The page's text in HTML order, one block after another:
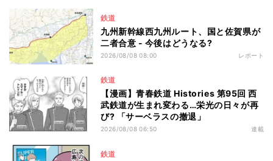
鉄道
九州新幹線西九州ルート、国と佐賀県が
二者合意 - 今後はどうなる?
2026/08/08 08:00 レポート
鉄道
【漫画】青春鉄道 Histories 第95回 西
武鉄道が生まれ変わる…栄光の日々が再
び? 「サーベラスの撤退」
2026/08/08 06:50 連載
鉄道